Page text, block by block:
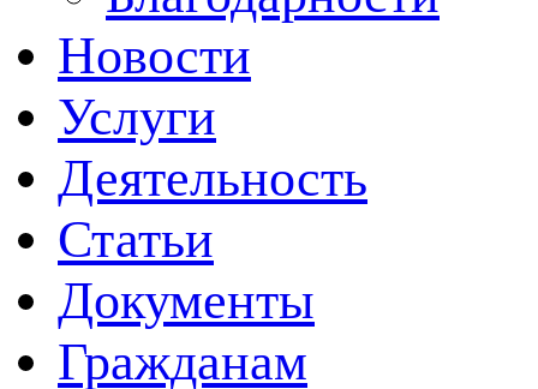
Новости
Услуги
Деятельность
Статьи
Документы
Гражданам